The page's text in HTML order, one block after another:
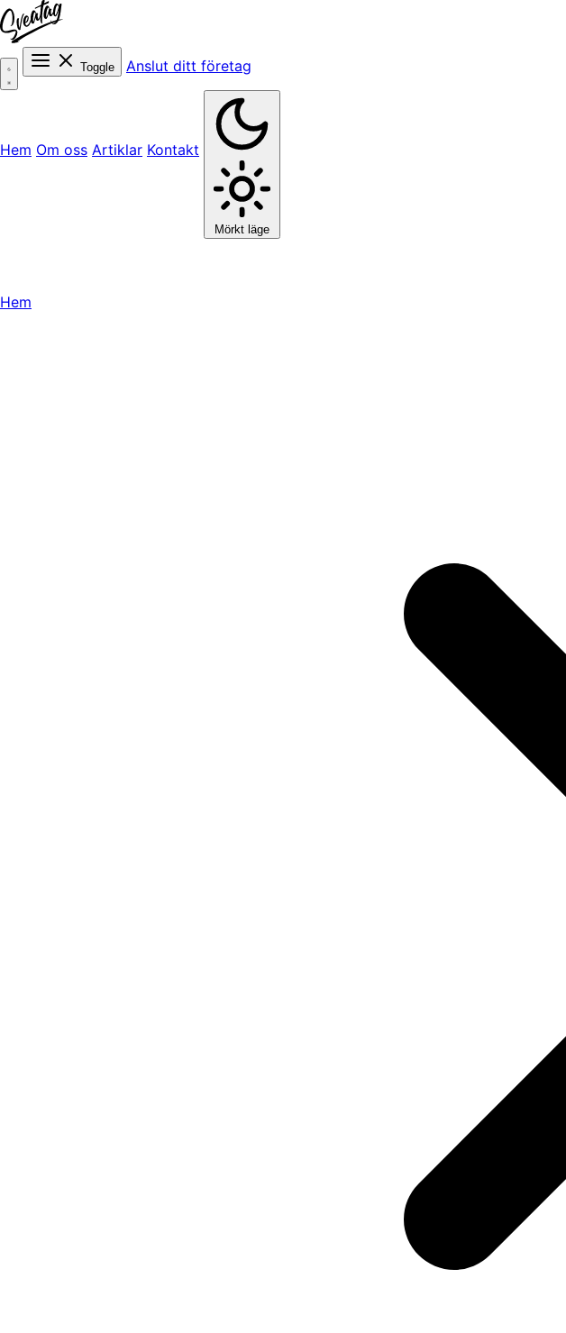
Toggle Anslut ditt företag
Hem Om oss Artiklar Kontakt
Mörkt läge
Hem